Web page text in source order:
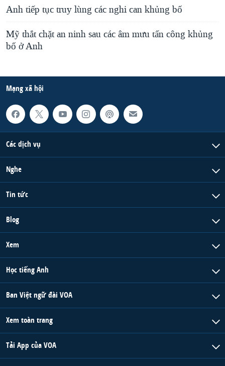
Anh tiếp tục truy lùng các nghi can khủng bố
Mỹ thắt chặt an ninh sau các âm mưu tấn công khủng
bố ở Anh
Mạng xã hội
Các dịch vụ
Nghe
Tin tức
Blog
Xem
Học tiếng Anh
Ban Việt ngữ đài VOA
Xem toàn trang
Tải App của VOA